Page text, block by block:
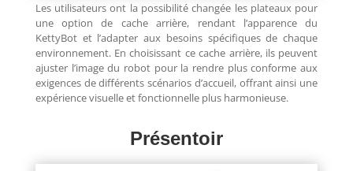
Présentoir
Les utilisateurs ont la possibilité changée les plateaux pour
une option de cache arrière, rendant l’apparence du
KettyBot et l’adapter aux besoins spécifiques de chaque
environnement. En choisissant ce cache arrière, ils peuvent
ajuster l’image du robot pour la rendre plus conforme aux
exigences de différents scénarios d’accueil, offrant ainsi une
expérience visuelle et fonctionnelle plus harmonieuse.